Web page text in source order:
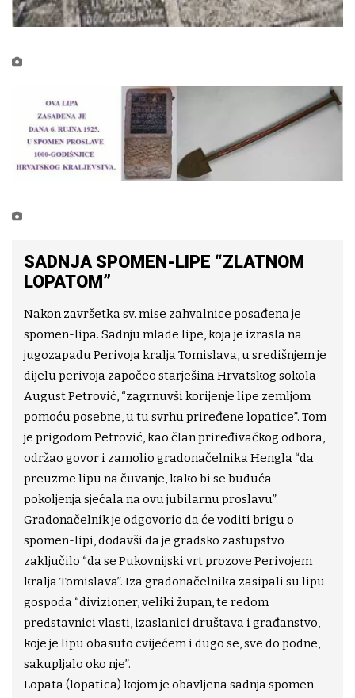
SADNJA SPOMEN-LIPE “ZLATNOM
LOPATOM”
Nakon završetka sv. mise zahvalnice posađena je
spomen-lipa. Sadnju mlade lipe, koja je izrasla na
jugozapadu Perivoja kralja Tomislava, u središnjem je
dijelu perivoja započeo starješina Hrvatskog sokola
August Petrović, “zagrnuvši korijenje lipe zemljom
pomoću posebne, u tu svrhu priređene lopatice”. Tom
je prigodom Petrović, kao član priređivačkog odbora,
održao govor i zamolio gradonačelnika Hengla “da
preuzme lipu na čuvanje, kako bi se buduća
pokoljenja sjećala na ovu jubilarnu proslavu”.
Gradonačelnik je odgovorio da će voditi brigu o
spomen-lipi, dodavši da je gradsko zastupstvo
zaključilo “da se Pukovnijski vrt prozove Perivojem
kralja Tomislava”. Iza gradonačelnika zasipali su lipu
gospoda “divizioner, veliki župan, te redom
predstavnici vlasti, izaslanici društava i građanstvo,
koje je lipu obasuto cvijećem i dugo se, sve do podne,
sakupljalo oko nje”.
Lopata (lopatica) kojom je obavljena sadnja spomen-